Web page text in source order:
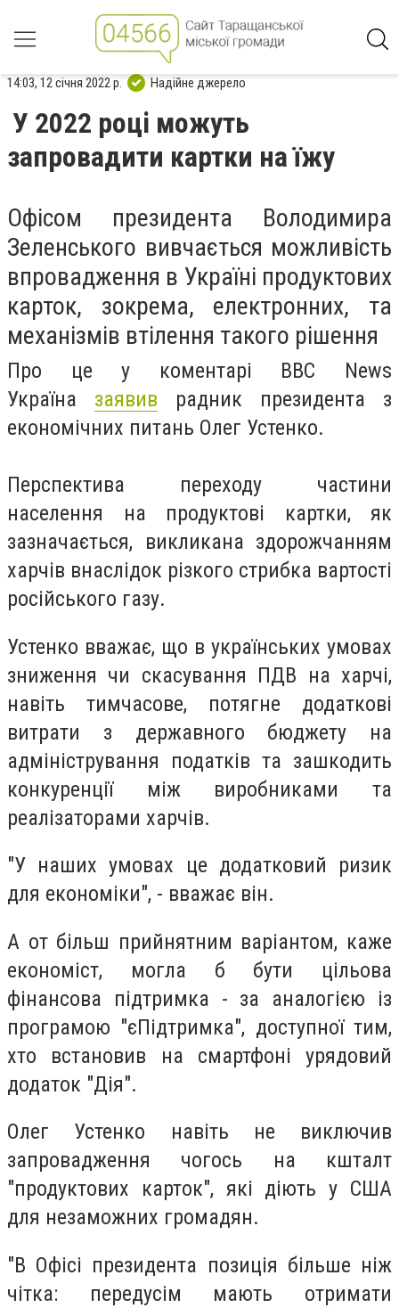
14:03, 12 січня 2022 р. Надійне джерело
У 2022 році можуть
запровадити картки на їжу
Офісом президента Володимира
Зеленського вивчається можливість
впровадження в Україні продуктових
карток, зокрема, електронних, та
механізмів втілення такого рішення
Про це у коментарі ВВС News
Україна заявив радник президента з
економічних питань Олег Устенко.
Перспектива переходу частини
населення на продуктові картки, як
зазначається, викликана здорожчанням
харчів внаслідок різкого стрибка вартості
російського газу.
Устенко вважає, що в українських умовах
зниження чи скасування ПДВ на харчі,
навіть тимчасове, потягне додаткові
витрати з державного бюджету на
адміністрування податків та зашкодить
конкуренції між виробниками та
реалізаторами харчів.
"У наших умовах це додатковий ризик
для економіки", - вважає він.
А от більш прийнятним варіантом, каже
економіст, могла б бути цільова
фінансова підтримка - за аналогією із
програмою "єПідтримка", доступної тим,
хто встановив на смартфоні урядовий
додаток "Дія".
Олег Устенко навіть не виключив
запровадження чогось на кшталт
"продуктових карток", які діють у США
для незаможних громадян.
"В Офісі президента позиція більше ніж
чітка: передусім мають отримати